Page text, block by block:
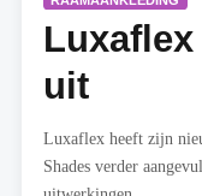
uit
Luxaflex heeft zijn
Shades verder